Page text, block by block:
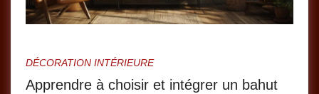
DÉCORATION INTÉRIEURE
Apprendre à choisir et intégrer un bahut